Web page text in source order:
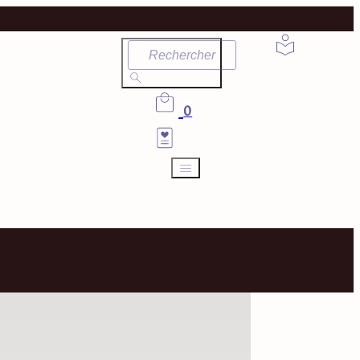
Rechercher
0